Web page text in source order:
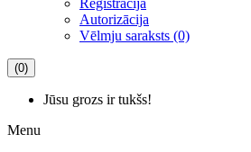
Reģistrācija
Autorizācija
Vēlmju saraksts (0)
(0)
Jūsu grozs ir tukšs!
Menu